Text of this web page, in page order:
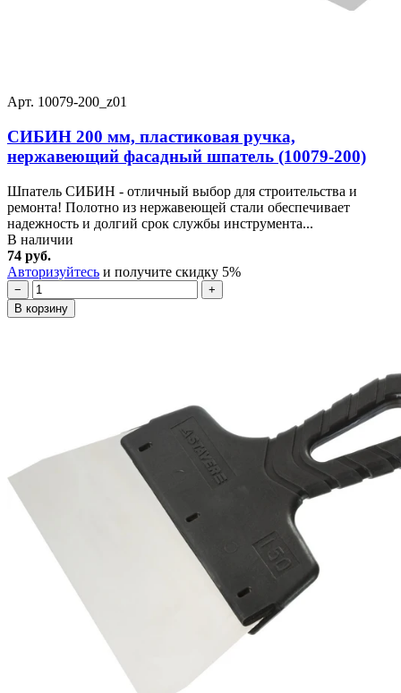
Арт. 10079-200_z01
СИБИН 200 мм, пластиковая ручка,
нержавеющий фасадный шпатель (10079-200)
Шпатель СИБИН - отличный выбор для строительства и
ремонта! Полотно из нержавеющей стали обеспечивает
надежность и долгий срок службы инструмента...
В наличии
74 руб.
Авторизуйтесь и получите скидку 5%
−
+
В корзину